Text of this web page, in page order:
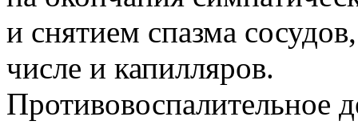
и снятием спазма
числе и капилляров.
Противовоспалительное